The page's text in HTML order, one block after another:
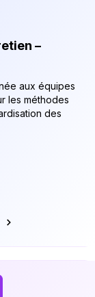
–
aux équipes
les méthodes
des